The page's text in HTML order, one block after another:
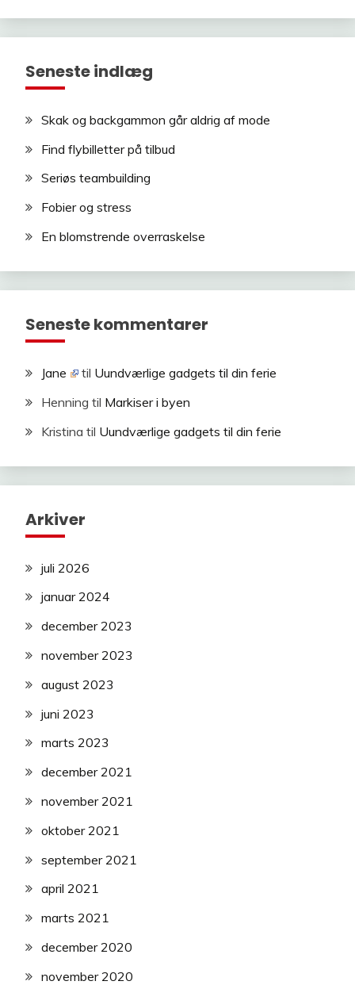
Seneste indlæg
Skak og backgammon går aldrig af mode
Find flybilletter på tilbud
Seriøs teambuilding
Fobier og stress
En blomstrende overraskelse
Seneste kommentarer
Jane til Uundværlige gadgets til din ferie
Henning til Markiser i byen
Kristina til Uundværlige gadgets til din ferie
Arkiver
juli 2026
januar 2024
december 2023
november 2023
august 2023
juni 2023
marts 2023
december 2021
november 2021
oktober 2021
september 2021
april 2021
marts 2021
december 2020
november 2020